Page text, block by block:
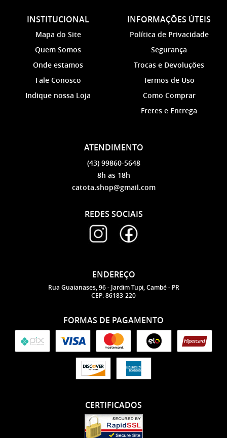
INSTITUCIONAL
Mapa do Site
Quem Somos
Onde estamos
Fale Conosco
Indique nossa Loja
INFORMAÇÕES ÚTEIS
Política de Privacidade
Segurança
Trocas e Devoluções
Termos de Uso
Como Comprar
Fretes e Entrega
ATENDIMENTO
(43)99860-5648
8h as 18h
catota.shop@gmail.com
REDES SOCIAIS
ENDEREÇO
Rua Guaianases, 96- Jardim Tupi, Cambé- PR
CEP: 86183-220
FORMAS DE PAGAMENTO
CERTIFICADOS